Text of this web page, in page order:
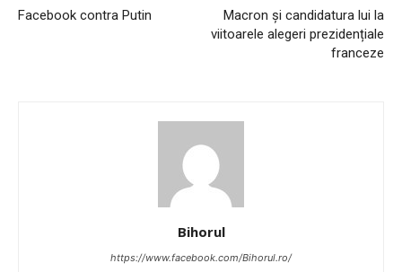
Facebook contra Putin
Macron și candidatura lui la
viitoarele alegeri prezidențiale
franceze
Bihorul
https://www.facebook.com/Bihorul.ro/